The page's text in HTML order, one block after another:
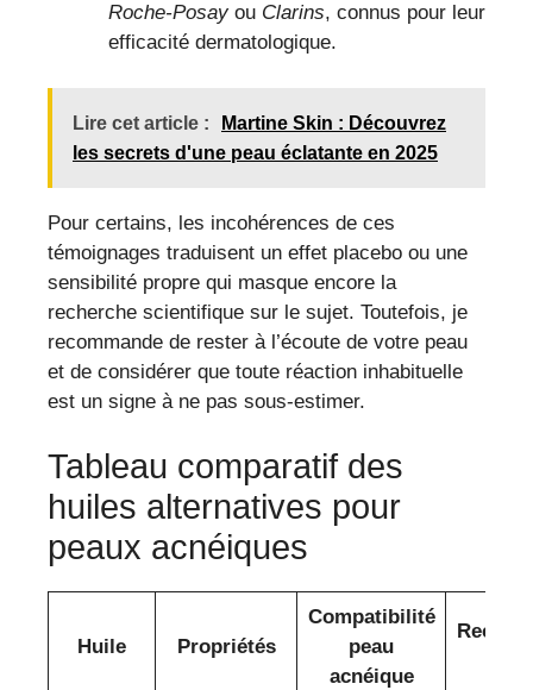
Roche-Posayou Clarins, connus pour leur
efficacité dermatologique.
Lire cet article :
Martine Skin : Découvrez
les secrets d'une peau éclatante en 2025
Pour certains, les incohérences de ces
témoignages traduisent un effet placebo ou une
sensibilité propre qui masque encore la
recherche scientifique sur le sujet. Toutefois, je
recommande de rester à l’écoute de votre peau
et de considérer que toute réaction inhabituelle
est un signe à ne pas sous-estimer.
Tableau comparatif des
huiles alternatives pour
peaux acnéiques
Huile Propriétés
Compatibilité
peau
acnéique